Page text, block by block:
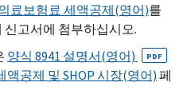
료보험료 세액공제(영어)를
고서에 첨부하십시오.
양식 8941 설명서(영어) PDF
액공제 및 SHOP시장(영어)페